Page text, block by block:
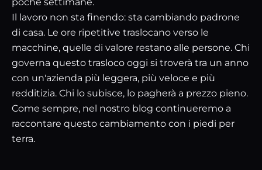
Il lavoro non sta finendo: sta cambiando padrone
di casa. Le ore ripetitive traslocano verso le
macchine, quelle di valore restano alle persone. Chi
governa questo trasloco oggi si troverà tra un anno
con un'azienda più leggera, più veloce e più
redditizia. Chi lo subisce, lo pagherà a prezzo pieno.
Come sempre, nel nostro blog continueremo a
raccontare questo cambiamento con i piedi per
terra.